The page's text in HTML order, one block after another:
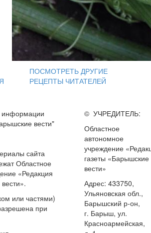
ПОСМОТРЕТЬ ДРУГИЕ
РЕЦЕПТЫ ЧИТАТЕЛЕЙ
информации
вести"
сайта
Областное
«Редакция
или частями)
при
© УЧРЕДИТЕЛЬ:
Областное
автономное
учреждение
газеты «Барышские
вести»
Адрес: 433750,
Ульяновская обл.,
Барышский р-он,
г. Барыш, ул.
Красноармейская,